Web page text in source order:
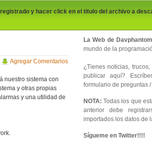
y hacer click en el titulo del archivo a
Agregar Comentarios
nuestro sistema con
y otras propias
y una utilidad de
La Web de Davphantom
mundo de la
¿Tienes noticias,
publicar aquí?
formulario de preguntas
NOTA: Todas los que
anterior debe
importados los datos de
Sígueme en Twitter!!!!